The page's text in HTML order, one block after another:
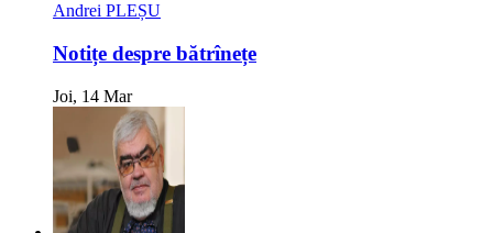
Andrei PLEȘU
Notițe despre bătrînețe
Joi, 14 Mar